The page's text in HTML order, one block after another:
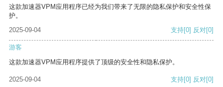
这款加速器VPM应用程序已经为我们带来了无限的隐私保护和安全性保
护。
2025-09-04
支持[0] 反对[0]
游客
这款加速器VPM应用程序提供了顶级的安全性和隐私保护。
2025-09-04 支持[0] 反对[0]